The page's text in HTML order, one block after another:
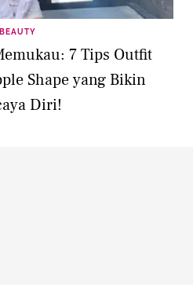
BEAUTY
7 Tips Outfit
Shape yang Bikin
Diri!